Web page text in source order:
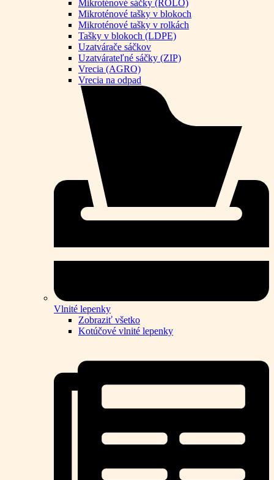
Mikroténové sáčky (ROLO)
Mikroténové tašky v blokoch
Mikroténové tašky v rolkách
Tašky v blokoch (LDPE)
Uzatvárače sáčkov
Uzatvárateľné sáčky (ZIP)
Vrecia (AGRO)
Vrecia na odpad
Vlnité lepenky
Zobraziť všetko
Kotúčové vlnité lepenky